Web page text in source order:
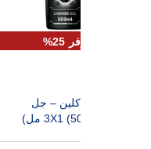
وفر 25%
نيفيا آكتيف كلين – جل